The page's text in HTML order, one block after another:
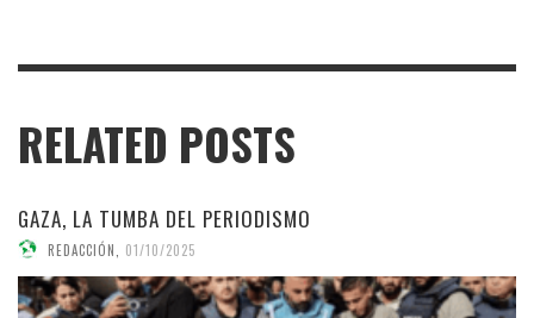
RELATED POSTS
GAZA, LA TUMBA DEL PERIODISMO
REDACCIÓN 01/10/2025